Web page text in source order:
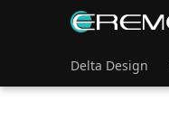
Delta Design